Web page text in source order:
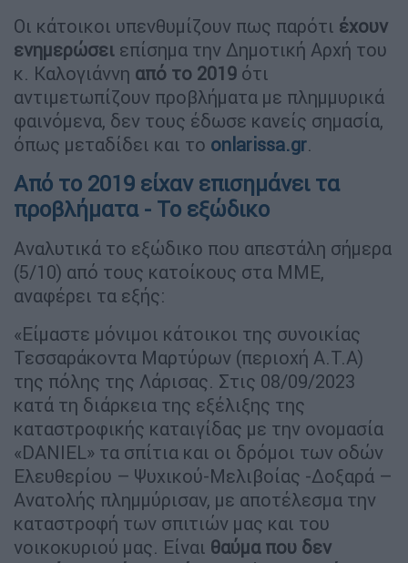
Οι κάτοικοι υπενθυμίζουν πως παρότι έχουν
ενημερώσει επίσημα την Δημοτική Αρχή του
κ. Καλογιάννη από το 2019 ότι
αντιμετωπίζουν προβλήματα με πλημμυρικά
φαινόμενα, δεν τους έδωσε κανείς σημασία,
όπως μεταδίδει και το onlarissa.gr.
Από το 2019 είχαν επισημάνει τα
προβλήματα - Το εξώδικο
Αναλυτικά το εξώδικο που απεστάλη σήμερα
(5/10) από τους κατοίκους στα ΜΜΕ,
αναφέρει τα εξής:
«Είμαστε μόνιμοι κάτοικοι της συνοικίας
Τεσσαράκοντα Μαρτύρων (περιοχή Α.Τ.Α)
της πόλης της Λάρισας. Στις 08/09/2023
κατά τη διάρκεια της εξέλιξης της
καταστροφικής καταιγίδας με την ονομασία
«DANIEL» τα σπίτια και οι δρόμοι των οδών
Ελευθερίου – Ψυχικού-Μελιβοίας -Δοξαρά –
Ανατολής πλημμύρισαν, με αποτέλεσμα την
καταστροφή των σπιτιών μας και του
νοικοκυριού μας. Είναι θαύμα που δεν